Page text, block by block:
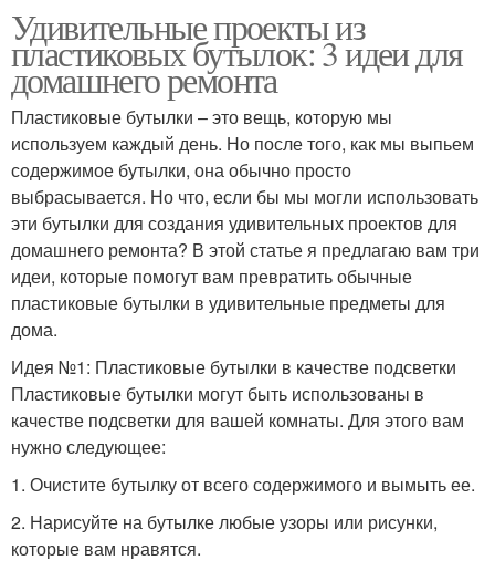
Удивительные проекты из
пластиковых бутылок: 3 идеи для
домашнего ремонта
Пластиковые бутылки – это вещь, которую мы
используем каждый день. Но после того, как мы выпьем
содержимое бутылки, она обычно просто
выбрасывается. Но что, если бы мы могли использовать
эти бутылки для создания удивительных проектов для
домашнего ремонта? В этой статье я предлагаю вам три
идеи, которые помогут вам превратить обычные
пластиковые бутылки в удивительные предметы для
дома.
Идея №1: Пластиковые бутылки в качестве подсветки
Пластиковые бутылки могут быть использованы в
качестве подсветки для вашей комнаты. Для этого вам
нужно следующее:
1. Очистите бутылку от всего содержимого и вымыть ее.
2. Нарисуйте на бутылке любые узоры или рисунки,
которые вам нравятся.